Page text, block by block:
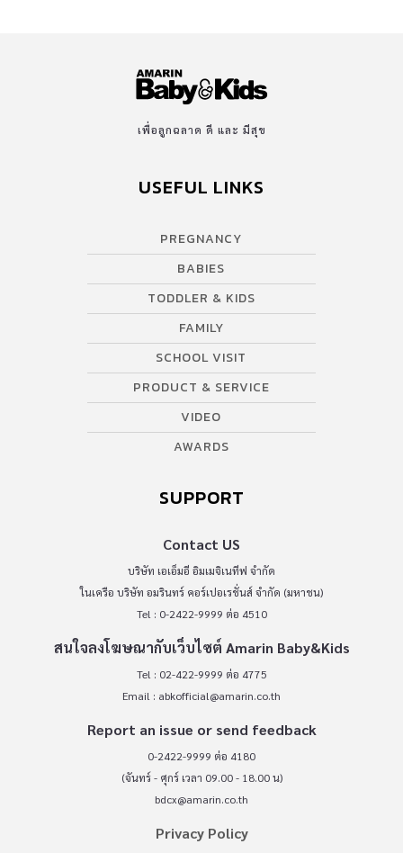
เพื่อลูกฉลาด ดี และ มีสุข
USEFUL LINKS
PREGNANCY
BABIES
TODDLER & KIDS
FAMILY
SCHOOL VISIT
PRODUCT & SERVICE
VIDEO
AWARDS
SUPPORT
Contact US
บริษัท เอเอ็มอี อิมเมจิเนทีฟ จำกัด
ในเครือ บริษัท อมรินทร์ คอร์เปอเรชั่นส์ จำกัด (มหาชน)
Tel : 0-2422-9999 ต่อ 4510
สนใจลงโฆษณากับเว็บไซต์ Amarin Baby&Kids
Tel : 02-422-9999 ต่อ 4775
Email : abkofficial@amarin.co.th
Report an issue or send feedback
0-2422-9999 ต่อ 4180
(จันทร์ - ศุกร์ เวลา 09.00 - 18.00 น)
bdcx@amarin.co.th
Privacy Policy